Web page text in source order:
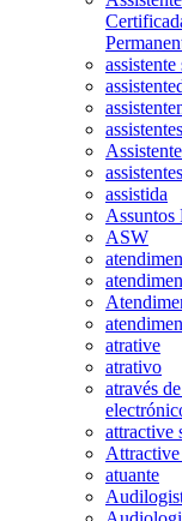
assistente
assistentes
assistida
Assuntos
ASW
atrative
atrativo
através
attractive
atuante